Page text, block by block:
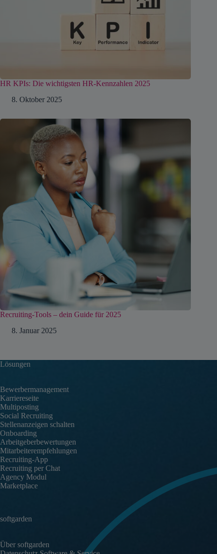
HR KPIs: Die wichtigsten HR-Kennzahlen 2025
8. Oktober 2025
Recruiting-Tools – dein Guide für 2025
8. Januar 2025
Lösungen
Bewerbermanagement
Karriereseite
Multiposting
Social Recruiting
Stellenanzeigen schalten
Onboarding
Arbeitgeberbewertungen
Mitarbeiterempfehlungen
Recruiting-App
Recruiting per Chat
Agency Modul
Marketplace
softgarden
Über softgarden